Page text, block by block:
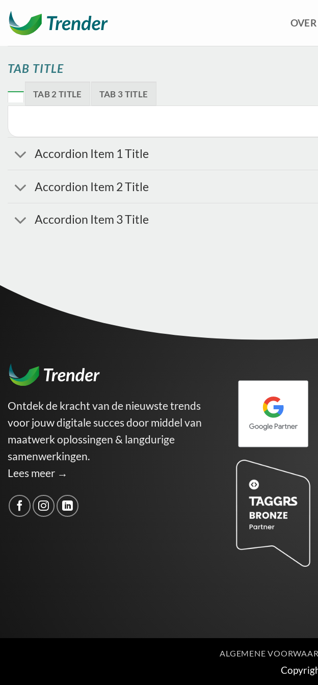
Ga
naar
TAB TITLE
TAB 2 TITLE TAB 3 TITLE
Accordion Item 1 Title
Accordion Item 2 Title
Accordion Item 3 Title
Ontdek de kracht van de nieuwste trends
voor jouw digitale succes door middel van
maatwerk oplossingen & langdurige
samenwerkingen.
Lees meer →
ALGEMENE